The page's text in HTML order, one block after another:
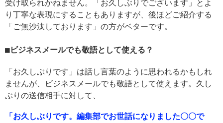
受け取られかねません。「お久しぶりでございます」とよ
り丁寧な表現にすることもありますが、後ほどご紹介する
「ご無沙汰しております」の方がベターです。
ビジネスメールでも敬語として使える？
「お久しぶりです」は話し言葉のように思われるかもしれ
ませんが、ビジネスメールでも敬語として使えます。久し
ぶりの送信相手に対して、
「お久しぶりです。編集部でお世話になりました〇〇で